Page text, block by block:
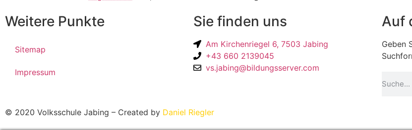
Weitere Punkte
Sitemap
Impressum
Sie finden uns
Am Kirchenriegel 6, 7503 Jabing
+43 660 2139045
vs.jabing@bildungsserver.com
Auf
Geben
© 2020 Volksschule Jabing – Created by Daniel Riegler